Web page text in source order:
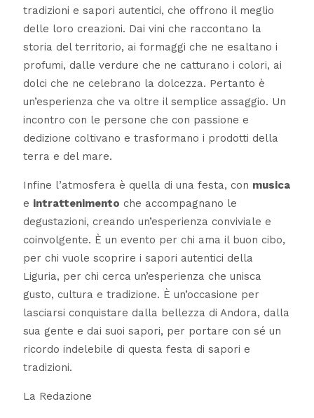
tradizioni e sapori autentici, che offrono il meglio
delle loro creazioni. Dai vini che raccontano la
storia del territorio, ai formaggi che ne esaltano i
profumi, dalle verdure che ne catturano i colori, ai
dolci che ne celebrano la dolcezza. Pertanto è
un’esperienza che va oltre il semplice assaggio. Un
incontro con le persone che con passione e
dedizione coltivano e trasformano i prodotti della
terra e del mare.
Infine l’atmosfera è quella di una festa, con musica
e intrattenimento che accompagnano le
degustazioni, creando un’esperienza conviviale e
coinvolgente. È un evento per chi ama il buon cibo,
per chi vuole scoprire i sapori autentici della
Liguria, per chi cerca un’esperienza che unisca
gusto, cultura e tradizione. È un’occasione per
lasciarsi conquistare dalla bellezza di Andora, dalla
sua gente e dai suoi sapori, per portare con sé un
ricordo indelebile di questa festa di sapori e
tradizioni.
La Redazione